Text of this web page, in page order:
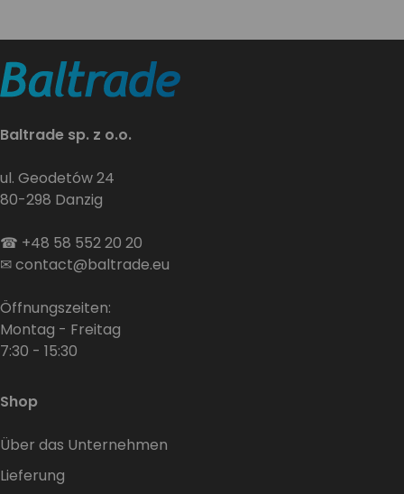
Baltrade sp. z o.o.
ul. Geodetów 24
80-298 Danzig
☎ +48 58 552 20 20
✉contact@baltrade.eu
Öffnungszeiten:
Montag - Freitag
7:30 - 15:30
Shop
Über das Unternehmen
Lieferung